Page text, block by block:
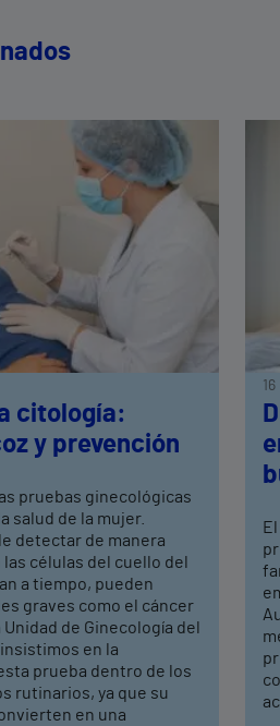
citología:
y prevención
pruebas ginecológicas
salud de la mujer.
detectar de manera
células del cuello del
a tiempo, pueden
graves como el cáncer
de Ginecología del
en la
prueba dentro de los
rutinarios, ya que su
en una